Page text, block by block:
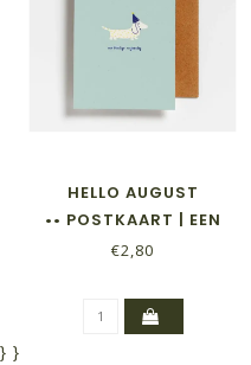
HELLO AUGUST
•• POSTKAART | EEN
BEESTIGE VERJAARDAG
€2,80
} }